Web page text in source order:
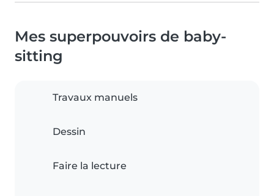
Mes superpouvoirs de baby-
sitting
Travaux manuels
Dessin
Faire la lecture